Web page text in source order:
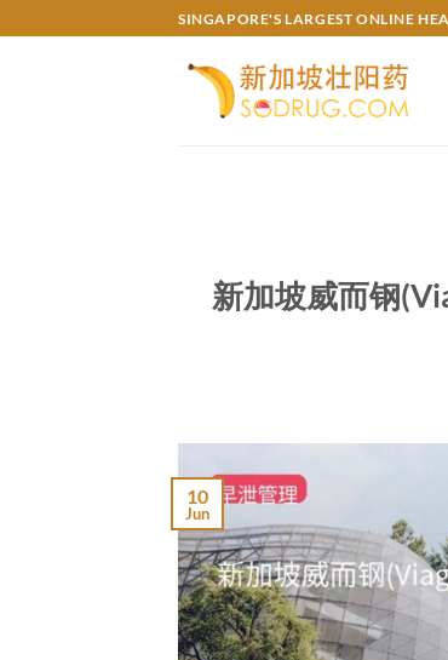
to
SINGAPORE'S LARGEST ONLINE
新加坡威而钢
10
Jun